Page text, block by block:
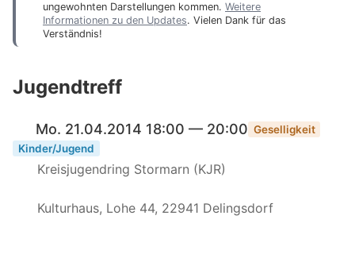
ungewohnten Darstellungen kommen. Weitere
Informationen zu den Updates. Vielen Dank für das
Verständnis!
Jugendtreff
Mo. 21.04.2014 18:00 — 20:00 Geselligkeit
Kinder/Jugend
Kreisjugendring Stormarn (KJR)
Kulturhaus, Lohe 44, 22941 Delingsdorf